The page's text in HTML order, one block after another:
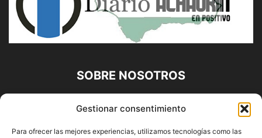
Gestionar consentimiento
Para ofrecer las mejores experiencias, utilizamos tecnologías como las
SOBRE NOSOTROS
Diario Alhaurín (www.alhaurindelatorre.com) Propiedad de
Francisco E. López López | 639 95 71 95 | Noticias de
Alhaurín de la Torre, Málaga y Provincia|